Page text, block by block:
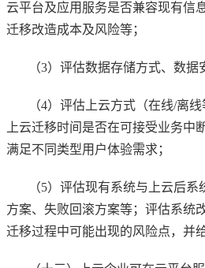
云平台及应用服务是否兼容现有信
迁移改造成本及风险等；
（3）评估数据存储方式、数据
（4）评估上云方式（在线/离
上云迁移时间是否在可接受业务中
满足不同类型用户体验需求；
（5）评估现有系统与上云后
方案、失败回滚方案等；评估系统
迁移过程中可能出现的风险点，并